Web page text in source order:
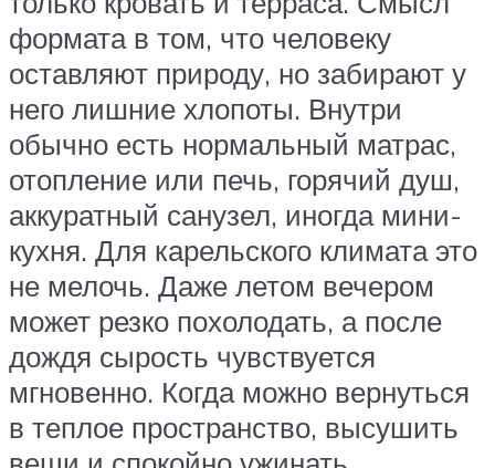
формата в том, что человеку
оставляют природу, но забирают у
него лишние хлопоты. Внутри
обычно есть нормальный матрас,
отопление или печь, горячий душ,
аккуратный санузел, иногда мини-
кухня. Для карельского климата это
не мелочь. Даже летом вечером
может резко похолодать, а после
дождя сырость чувствуется
мгновенно. Когда можно вернуться
в теплое пространство, высушить